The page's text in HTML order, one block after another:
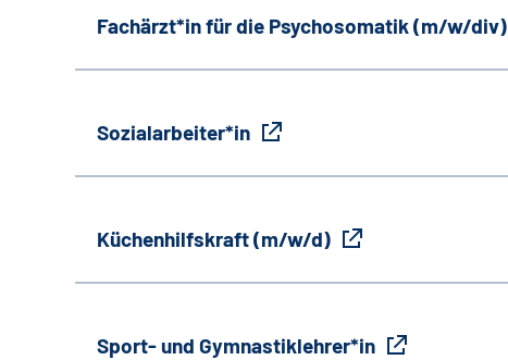
Fachärzt*in für die Psychosomatik (m/w/div)
Sozialarbeiter*in
Küchenhilfskraft (m/w/d)
Sport- und Gymnastiklehrer*in